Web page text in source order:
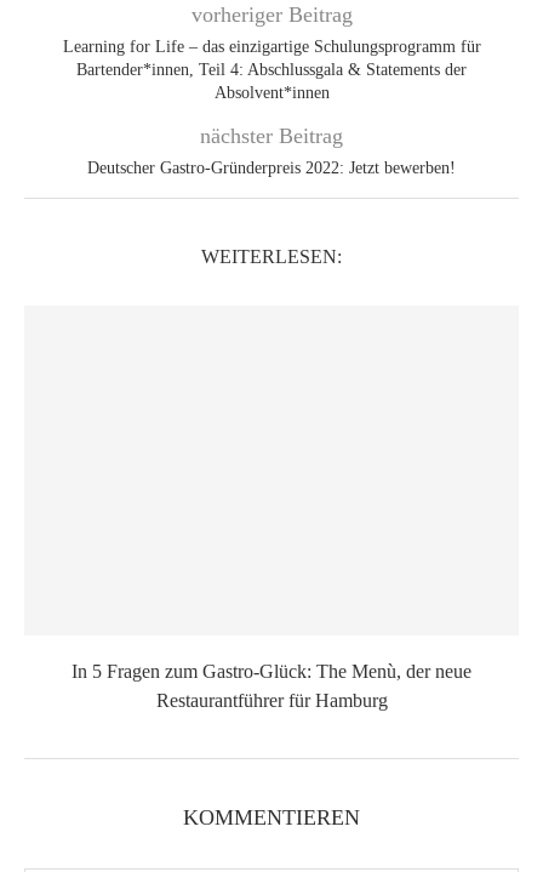
vorheriger Beitrag
Learning for Life – das einzigartige Schulungsprogramm für
Bartender*innen, Teil 4: Abschlussgala & Statements der
Absolvent*innen
nächster Beitrag
Deutscher Gastro-Gründerpreis 2022: Jetzt bewerben!
WEITERLESEN:
In 5 Fragen zum Gastro-Glück: The Menù, der neue
Restaurantführer für Hamburg
KOMMENTIEREN